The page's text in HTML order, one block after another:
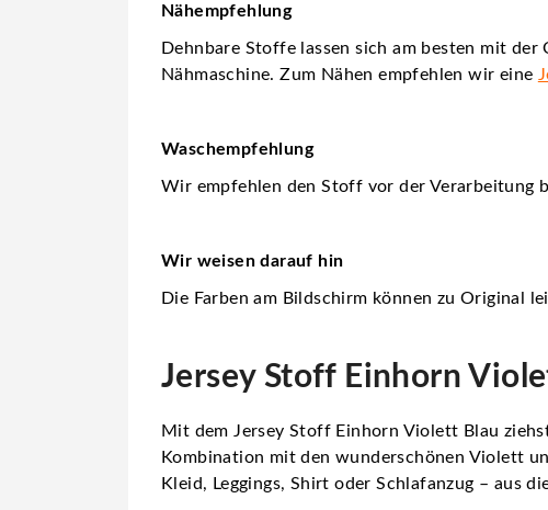
Nähempfehlung
Dehnbare Stoffe lassen sich am besten mit
Nähmaschine. Zum Nähen empfehlen wir eine
Waschempfehlung
Wir empfehlen den Stoff vor der Verarbeitung
Wir weisen darauf hin
Die Farben am Bildschirm können zu Original
Jersey Stoff Einhorn
Mit dem Jersey Stoff Einhorn Violett Blau
Kombination mit den wunderschönen Violett
Kleid, Leggings, Shirt oder Schlafanzug – aus